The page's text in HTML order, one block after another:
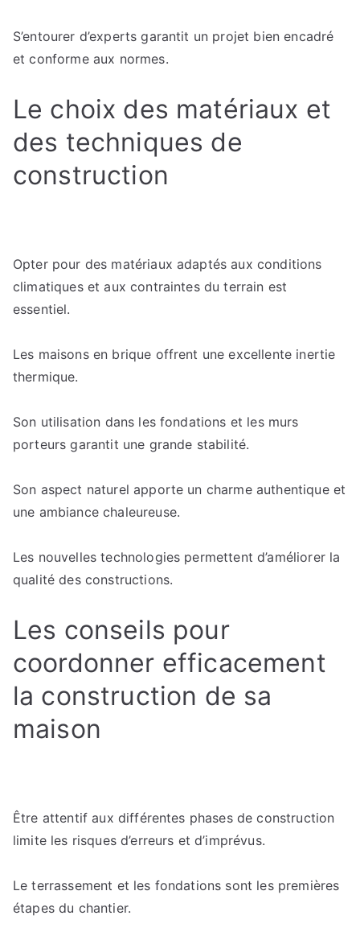
S’entourer d’experts garantit un projet bien encadré
et conforme aux normes.
Le choix des matériaux et
des techniques de
construction
Opter pour des matériaux adaptés aux conditions
climatiques et aux contraintes du terrain est
essentiel.
Les maisons en brique offrent une excellente inertie
thermique.
Son utilisation dans les fondations et les murs
porteurs garantit une grande stabilité.
Son aspect naturel apporte un charme authentique et
une ambiance chaleureuse.
Les nouvelles technologies permettent d’améliorer la
qualité des constructions.
Les conseils pour
coordonner efficacement
la construction de sa
maison
Être attentif aux différentes phases de construction
limite les risques d’erreurs et d’imprévus.
Le terrassement et les fondations sont les premières
étapes du chantier.